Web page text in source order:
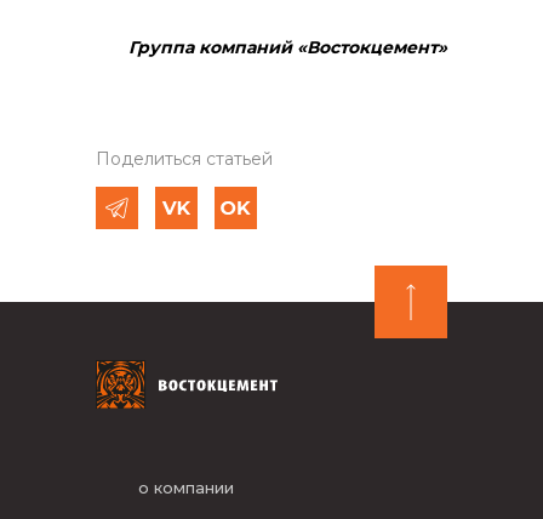
Группа компаний «Востокцемент»
Поделиться статьей
о компании